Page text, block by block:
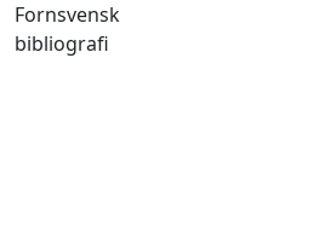
Fornsvensk
bibliografi